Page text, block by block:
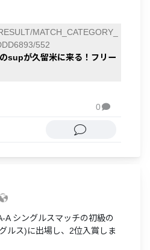
MATCH_CATEGORY_
552
supが久留米に来る！フリー
0
シングルスマッチの初級の
ス)に出場し、2位入賞しま